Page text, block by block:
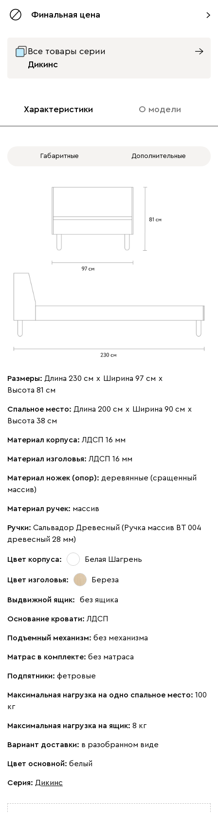
Финальная цена
Все товары серии
Дикинс
Характеристики О модели
Габаритные Дополнительные
Размеры: Длина 230 см х Ширина 97 см х
Высота 81 см
Спальное место: Длина 200 см х Ширина 90 см х
Высота 38 см
Материал корпуса: ЛДСП 16 мм
Материал изголовья: ЛДСП 16 мм
Материал ножек (опор): деревянные (сращенный
массив)
Материал ручек: массив
Ручки: Сальвадор Древесный (Ручка массив ВТ 004
древесный 28 мм)
Цвет корпуса: Белая Шагрень
Цвет изголовья: Береза
Выдвижной ящик: без ящика
Основание кровати: ЛДСП
Подъемный механизм: без механизма
Матрас в комплекте: без матраса
Подпятники: фетровые
Максимальная нагрузка на одно спальное место: 100
кг
Максимальная нагрузка на ящик: 8 кг
Вариант доставки: в разобранном виде
Цвет основной: белый
Серия: Дикинс